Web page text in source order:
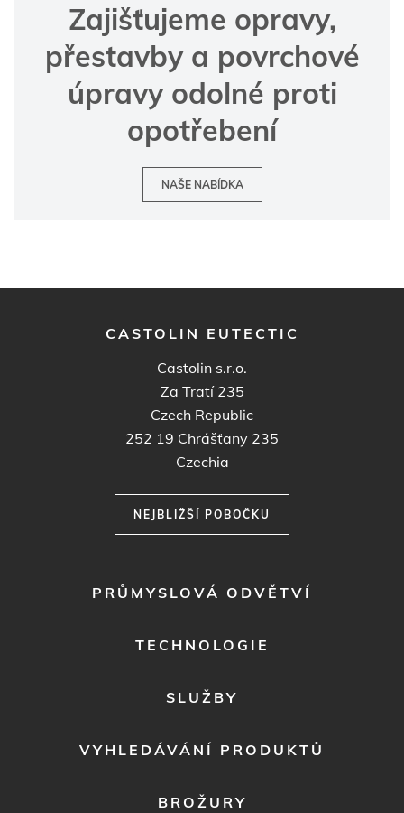
Zajišťujeme opravy,
přestavby a povrchové
úpravy odolné proti
opotřebení
NAŠE NABÍDKA
CASTOLIN EUTECTIC
Castolin s.r.o.
Za Tratí 235
Czech Republic
252 19 Chrášťany 235
Czechia
NEJBLIŽŠÍ POBOČKU
PRŮMYSLOVÁ ODVĚTVÍ
TECHNOLOGIE
SLUŽBY
VYHLEDÁVÁNÍ PRODUKTŮ
BROŽURY